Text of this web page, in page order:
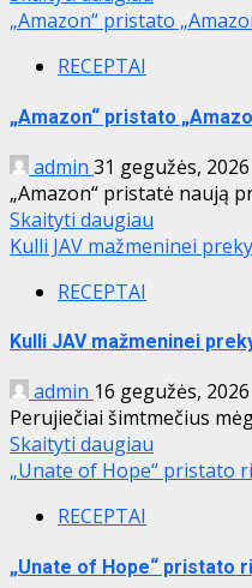
„Amazon“ pristato
RECEPTAI
„Amazon“ pristato
admin 31 gegužės, 2026
„Amazon“ pristatė naują
Skaityti daugiau
Kulli JAV mažmeninei
RECEPTAI
Kulli JAV mažmeninei
admin 16 gegužės, 2026
Perujiečiai šimtmečius
Skaityti daugiau
„Unate of Hope“ pristato
RECEPTAI
„Unate of Hope“ pristato